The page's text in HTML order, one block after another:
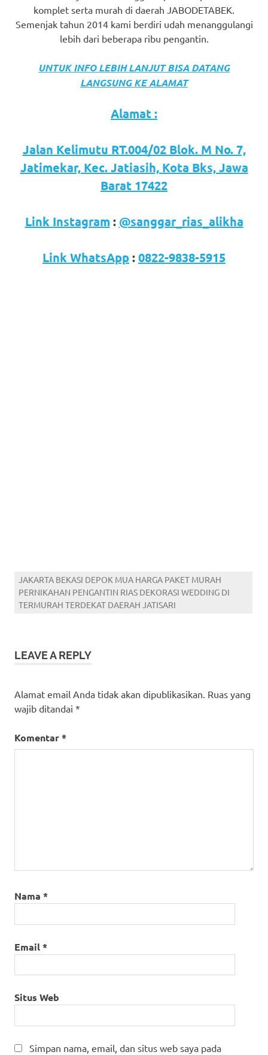
komplet serta murah di daerah JABODETABEK.
Semenjak tahun 2014 kami berdiri udah menanggulangi
lebih dari beberapa ribu pengantin.
UNTUK INFO LEBIH LANJUT BISA DATANG
LANGSUNG KE ALAMAT
Alamat :
Jalan Kelimutu RT.004/02 Blok. M No. 7,
Jatimekar, Kec. Jatiasih, Kota Bks, Jawa
Barat 17422
Link Instagram : @sanggar_rias_alikha
Link WhatsApp:0822-9838-5915
JAKARTA BEKASI DEPOK MUA HARGA PAKET MURAH
PERNIKAHAN PENGANTIN RIAS DEKORASI WEDDING DI
TERMURAH TERDEKAT DAERAH JATISARI
LEAVE A REPLY
Alamat email Anda tidak akan dipublikasikan. Ruas yang
wajib ditandai *
Komentar*
Nama *
Email*
Situs Web
Simpan nama, email, dan situs web saya pada